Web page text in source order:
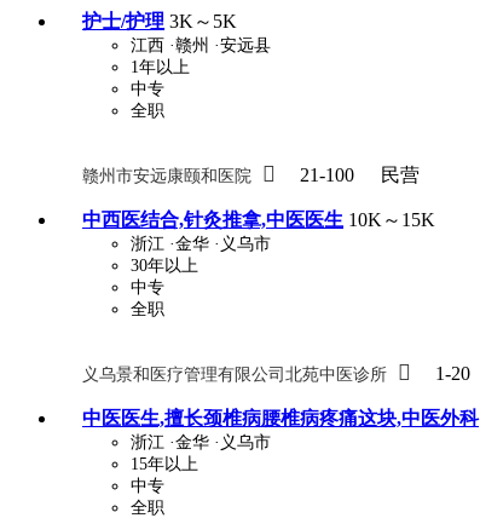
全勤奖 加班补助
法定节假日三薪
安排进修 科研启动金
关怀与福利
定期团建
解决户口 事业编制
员工旅游
护士/护理 3K～5K
江西 ·赣州 ·安远县
1年以上
中专
全职
赣州市安远康颐和医院  21-100
民营
中西医结合,针灸推拿,中医医生 10K～15K
浙江 ·金华 ·义乌市
30年以上
中专
全职
义乌景和医疗管理有限公司北苑中医诊所  1-20
中医医生,擅长颈椎病腰椎病疼痛这块,中医外科
浙江 ·金华 ·义乌市
15年以上
中专
全职